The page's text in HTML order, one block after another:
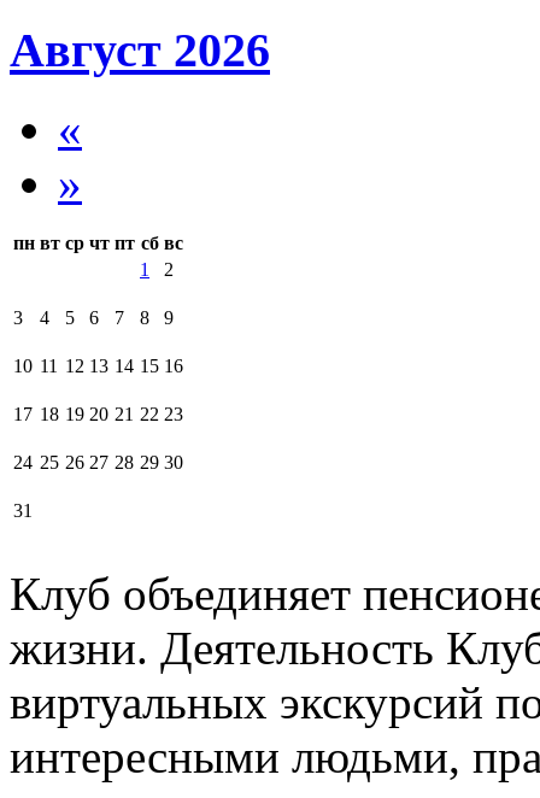
Август 2026
«
»
пн вт ср чт пт сб вс
1
2
3 4 5 6 7 8 9
10 11 12 13 14 15 16
17 18 19 20 21 22 23
24 25 26 27 28 29 30
31
Клуб объединяет
жизни. Деятельность
виртуальных экскурсий
интересными людьми,